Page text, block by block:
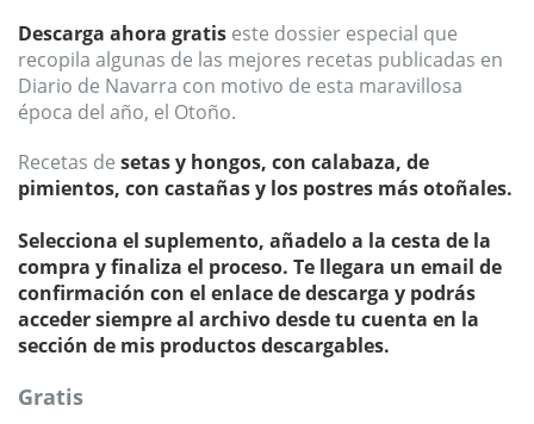
Descarga ahora gratis este dossier especial que
recopila algunas de las mejores recetas publicadas en
Diario de Navarra con motivo de esta maravillosa
época del año, el Otoño.
Recetas de setas y hongos, con calabaza, de
pimientos, con castañas y los postres más otoñales.
Selecciona el suplemento, añadelo a la cesta de la
compra y finaliza el proceso. Te llegara un email de
confirmación con el enlace de descarga y podrás
acceder siempre al archivo desde tu cuenta en la
sección de mis productos descargables.
Gratis
de
la
galería
de
imágenes